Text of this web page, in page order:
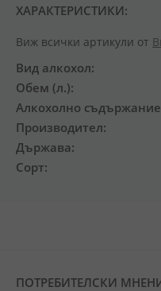
ХАРАКТЕРИСТИКИ:
Виж всички артикули от
Вид алкохол
Обем (л.)
Алкохолно съдържание
Производител
Държава
Сорт
ПОТРЕБИТЕЛСКИ